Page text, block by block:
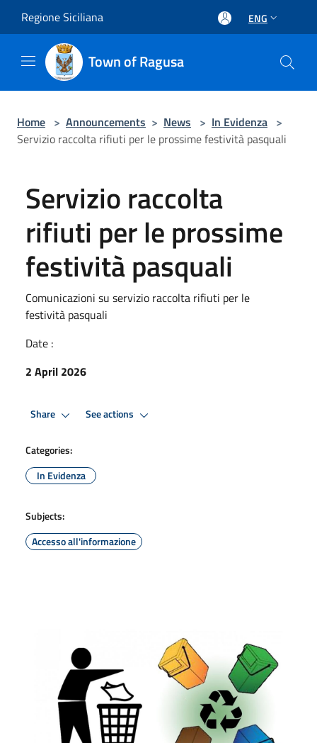
Regione Siciliana ENG
Town of Ragusa
Home > Announcements > News > In Evidenza >
Servizio raccolta rifiuti per le prossime festività pasquali
Servizio raccolta
rifiuti per le prossime
festività pasquali
Comunicazioni su servizio raccolta rifiuti per le
festività pasquali
Date :
2 April 2026
Share See actions
Categories:
In Evidenza
Subjects:
Accesso all'informazione